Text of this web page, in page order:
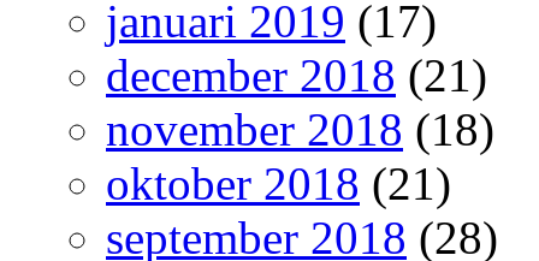
januari 2019 (17)
december 2018 (21)
november 2018 (18)
oktober 2018 (21)
september 2018 (28)